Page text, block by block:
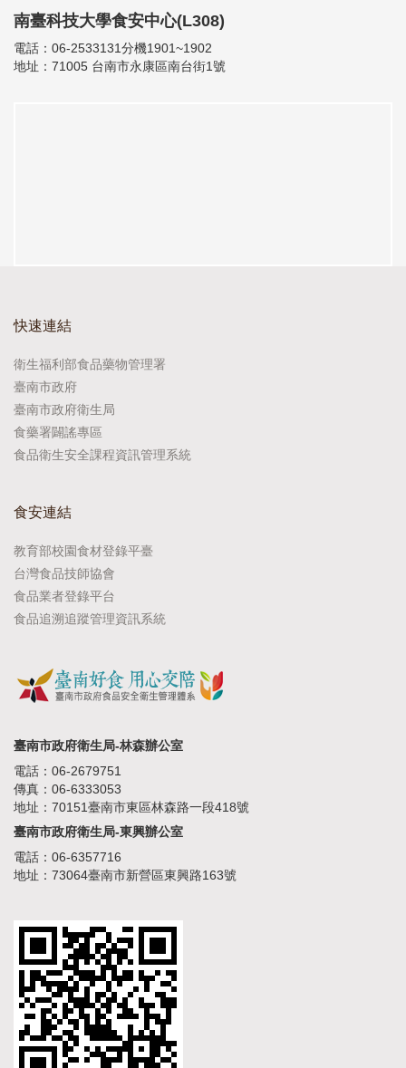
南臺科技大學食安中心(L308)
電話：06-2533131分機1901~1902
地址：71005 台南市永康區南台街1號
快速連結
衛生福利部食品藥物管理署
臺南市政府
臺南市政府衛生局
食藥署闢謠專區
食品衛生安全課程資訊管理系統
食安連結
教育部校園食材登錄平臺
台灣食品技師協會
食品業者登錄平台
食品追溯追蹤管理資訊系統
臺南市政府衛生局-林森辦公室
電話：06-2679751
傳真：06-6333053
地址：70151臺南市東區林森路一段418號
臺南市政府衛生局-東興辦公室
電話：06-6357716
地址：73064臺南市新營區東興路163號